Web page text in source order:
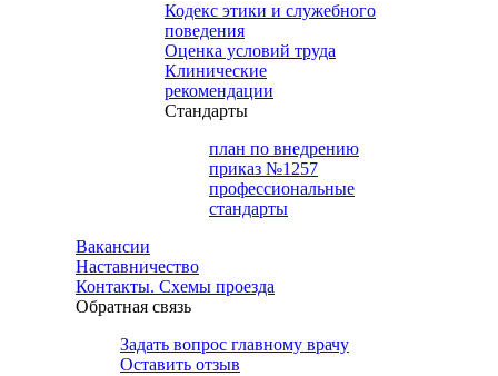
Кодекс этики и служебного
поведения
Оценка условий труда
Клинические
рекомендации
Cтандарты
план по внедрению
приказ №1257
профессиональные
стандарты
Вакансии
Наставничество
Контакты. Схемы проезда
Обратная связь
Задать вопрос главному врачу
Оставить отзыв